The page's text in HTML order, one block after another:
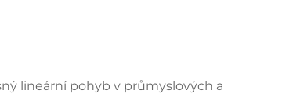
lineární pohyb v průmyslových a